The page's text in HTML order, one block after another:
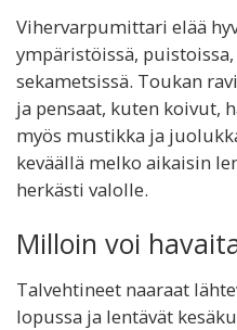
Vihervarpumittari elää
ympäristöissä,
sekametsissä. Toukan
ja pensaat, kuten koivut,
myös mustikka ja
keväällä melko aikaisin
herkästi valolle.
Milloin voi
Talvehtineet naaraat
lopussa ja lentävät